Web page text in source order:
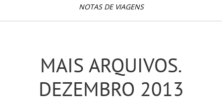
NOTAS DE VIAGENS
MAIS ARQUIVOS.
DEZEMBRO 2013